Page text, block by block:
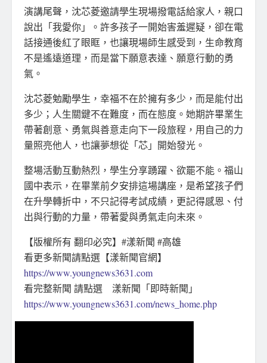
演講尾聲，沈芯菱邀請學生現場撥電話給家人，親口
說出「我愛你」。許多孩子一開始害羞遲疑，卻在電
話接通後紅了眼眶，也讓現場師生感受到，生命教育
不是遙遠道理，而是當下願意表達、願意行動的勇
氣。
沈芯菱勉勵學生，幸福不在於擁有多少，而是能付出
多少；人生關鍵不在難度，而在態度。她期許畢業生
帶著創意、勇氣與善意走向下一段旅程，用自己的力
量照亮他人，也讓夢想從「芯」開始發光。
整場活動互動熱烈，學生分享踴躍、欲罷不能。福山
國中表示，在畢業前夕安排這場講座，是希望孩子們
在升學轉折中，不只記得考試成績，更記得感恩、付
出與行動的力量，帶著愛與勇氣走向未來。
【版權所有 翻印必究】#漾新聞 #高雄
看更多新聞請點選【漾新聞官網】
https://www.youngnews3631.com
看完整新聞 請點選 漾新聞「即時新聞」
https://www.youngnews3631.com/news_home.php